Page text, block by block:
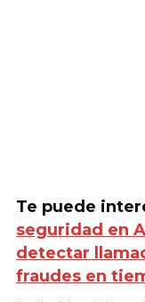
Te puede
seguridad en
detectar
fraudes en